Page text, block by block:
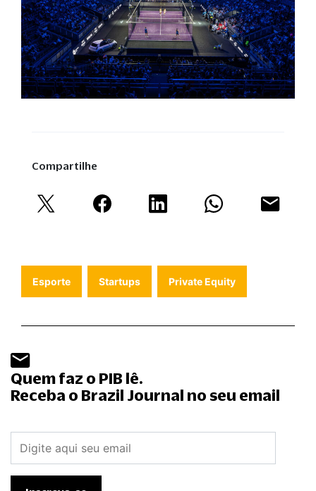
Compartilhe
Esporte Startups Private Equity
Quem faz o PIB lê.
Receba o Brazil Journal no seu email